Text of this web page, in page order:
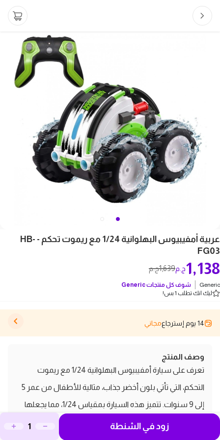
عربية أمفيبيوس البهلوانية 1/24 مع ريموت تحكم - HB-
FG03
1,639ج.م 1,138ج.م
Generic شوف كل منتجاتGeneric
ليك انك تطلب 1 بس!
14 يوم إسترجاع مجاني
وصف المنتج
تعرف على سيارة أمفيبيوس البهلوانية 1/24 مع ريموت
التحكم، التي تأتي بلون أخضر جذاب، مثالية للأطفال من عمر 5
إلى 9 سنوات. تتميز هذه السيارة بمقياس 1/24، مما يجعلها
سهلة الحمل واللعب بها في أي مكان. توفر لك تجربة تحكم
زود في الشنطة